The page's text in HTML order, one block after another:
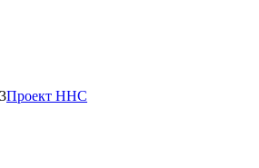
Проект HHC